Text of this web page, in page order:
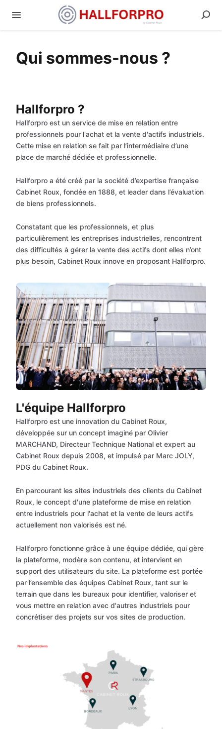
Qui sommes-nous ?
Hallforpro ?
Hallforpro est un service de mise en relation entre
professionnels pour l'achat et la vente d'actifs industriels.
Cette mise en relation se fait par l’intermédiaire d’une
place de marché dédiée et professionnelle.
Hallforpro a été créé par la société d’expertise française
Cabinet Roux, fondée en 1888, et leader dans l’évaluation
de biens professionnels.
Constatant que les professionnels, et plus
particulièrement les entreprises industrielles, rencontrent
des difficultés à gérer la vente des actifs dont elles n’ont
plus besoin, Cabinet Roux innove en proposant Hallforpro.
L'équipe Hallforpro
Hallforpro est une innovation du Cabinet Roux,
développée sur un concept imaginé par Olivier
MARCHAND, Directeur Technique National et expert au
Cabinet Roux depuis 2008, et impulsé par Marc JOLY,
PDG du Cabinet Roux.
En parcourant les sites industriels des clients du Cabinet
Roux, le concept d'une plateforme de mise en relation
entre industriels pour l'achat et la vente de leurs actifs
actuellement non valorisés est né.
Hallforpro fonctionne grâce à une équipe dédiée, qui gère
la plateforme, modère son contenu, et intervient en
support des utilisateurs du site. La plateforme est portée
par l’ensemble des équipes Cabinet Roux, tant sur le
terrain que dans les bureaux pour identifier, valoriser et
vous mettre en relation avec d'autres industriels pour
concrétiser des projets sur vos sites de production.